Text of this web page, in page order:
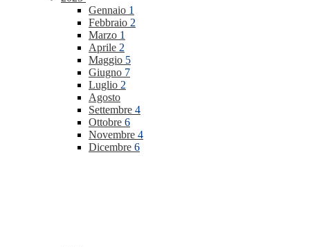
Gennaio 1
Febbraio 2
Marzo 1
Aprile 2
Maggio 5
Giugno 7
Luglio 2
Agosto
Settembre 4
Ottobre 6
Novembre 4
Dicembre 6